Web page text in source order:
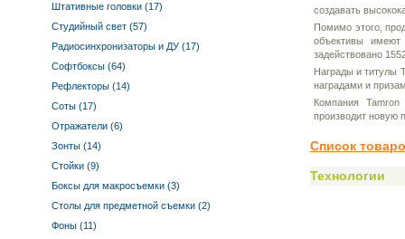
Штативные головки (17)
Студийный свет (57)
Радиосинхронизаторы и ДУ (17)
Софтбоксы (64)
Рефлекторы (14)
Соты (17)
Отражатели (6)
Зонты (14)
Стойки (9)
Боксы для макросъемки (3)
Столы для предметной съемки (2)
Фоны (11)
создавать
Помимо этого,
объективы
задействовано
Награды и титулы
наградами и
Компания Tamron
производит новую
Список
Технологии